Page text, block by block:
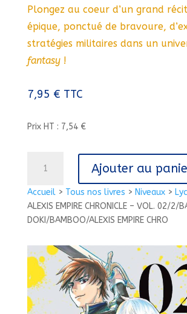
Accueil> Tous nos livres > Niveaux>
ALEXIS EMPIRE CHRONICLE – VOL. 02/2/
DOKI/BAMBOO/ALEXIS EMPIRE CHRO
Plongez au coeur d’un grand
épique, ponctué de bravoure,
stratégies militaires dans un
fantasy!
7,95 € TTC
Prix HT : 7,54 €
THE
ALEXIS
EMPIRE
VOL.
02/2/BAMB.DOKI
DOKI/BAMBOO/ALEXIS
EMPIRE
CHRO
Ajouter au